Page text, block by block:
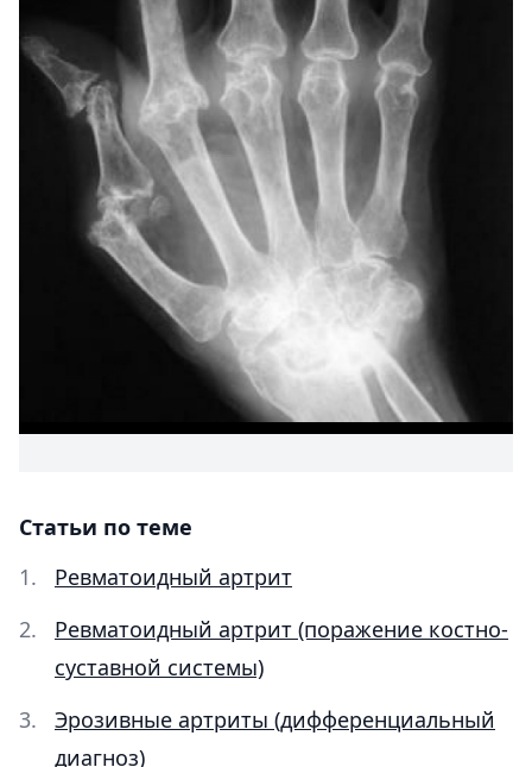
Статьи по теме
Ревматоидный артрит
Ревматоидный артрит (поражение костно-
суставной системы)
Эрозивные артриты (дифференциальный
диагноз)